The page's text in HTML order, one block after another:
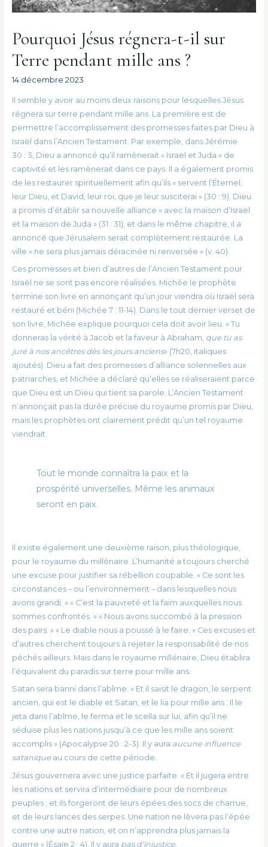
Pourquoi Jésus régnera-t-il sur
Terre pendant mille ans ?
14 décembre 2023
Il semble y avoir au moins deux raisons pour lesquelles Jésus
régnera sur terre pendant mille ans. La première est de
permettre l’accomplissement des promesses faites par Dieu à
Israël dans l’Ancien Testament. Par exemple, dans Jérémie
30 : 3, Dieu a annoncé qu’il ramènerait « Israël et Juda » de
captivité et les ramènerait dans ce pays. Il a également promis
de les restaurer spirituellement afin qu’ils « servent l’Éternel,
leur Dieu, et David, leur roi, que je leur susciterai » (30 : 9). Dieu
a promis d’établir sa nouvelle alliance « avec la maison d’Israël
et la maison de Juda » (31 : 31), et dans le même chapitre, il a
annoncé que Jérusalem serait complètement restaurée. La
ville « ne sera plus jamais déracinée ni renversée » (v. 40).
Ces promesses et bien d’autres de l’Ancien Testament pour
Israël ne se sont pas encore réalisées. Michée le prophète
termine son livre en annonçant qu’un jour viendra où Israël sera
restauré et béni (Michée 7 : 11-14). Dans le tout dernier verset de
son livre, Michée explique pourquoi cela doit avoir lieu. « Tu
donneras la vérité à Jacob et la faveur à Abraham, que tu as
juré à nos ancêtres dès les jours anciens» (7h20, italiques
ajoutés). Dieu a fait des promesses d’alliance solennelles aux
patriarches, et Michée a déclaré qu’elles se réaliseraient parce
que Dieu est un Dieu qui tient sa parole. L’Ancien Testament
n’annonçait pas la durée précise du royaume promis par Dieu,
mais les prophètes ont clairement prédit qu’un tel royaume
viendrait.
Tout le monde connaîtra la paix et la
prospérité universelles. Même les animaux
seront en paix.
Il existe également une deuxième raison, plus théologique,
pour le royaume du millénaire. L’humanité a toujours cherché
une excuse pour justifier sa rébellion coupable. « Ce sont les
circonstances – ou l’environnement – ​​dans lesquelles nous
avons grandi. » « C’est la pauvreté et la faim auxquelles nous
sommes confrontés. » « Nous avons succombé à la pression
des pairs. » « Le diable nous a poussé à le faire. » Ces excuses et
d’autres cherchent toujours à rejeter la responsabilité de nos
péchés ailleurs. Mais dans le royaume millénaire, Dieu établira
l’équivalent du paradis sur terre pour mille ans.
Satan sera banni dans l’abîme. « Et il saisit le dragon, le serpent
ancien, qui est le diable et Satan, et le lia pour mille ans ; Il le
jeta dans l’abîme, le ferma et le scella sur lui, afin qu’il ne
séduise plus les nations jusqu’à ce que les mille ans soient
accomplis » (Apocalypse 20 : 2-3). Il y aura aucune influence
satanique au cours de cette période.
Jésus gouvernera avec une justice parfaite. « Et il jugera entre
les nations et servira d’intermédiaire pour de nombreux
peuples ; et ils forgeront de leurs épées des socs de charrue,
et de leurs lances des serpes. Une nation ne lèvera pas l’épée
contre une autre nation, et on n’apprendra plus jamais la
guerre » (Ésaïe 2 : 4). Il y aura pas d’injustice.